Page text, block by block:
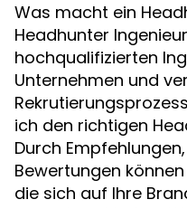
Was macht ein
Headhunter
hochqualifizierten
Unternehmen und
ich den richtigen
Durch
Bewertungen
die sich auf Ihre